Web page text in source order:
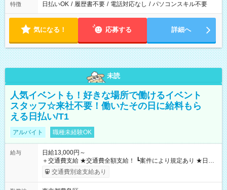
特徴 日払いOK / 履歴書不要 / 電話対応なし / パソコンスキル不要
気になる！ 応募する 詳細へ
未読
人気イベントも！好きな場所で働けるイベント
スタッフ☆来社不要！働いたその日に給料もら
える日払い/T1
アルバイト 職種未経験OK
給与
日給13,000円～
＋交通費支給 ★交通費全額支給！ ┗案件により規定あり ★日払
いOK！（規定あり） ┗働いたその日に現金GET♪ お仕事後はコ
ンビニATMから 日払い分を引き落とせます！ 【試用期間】試
交通費別途支給あり